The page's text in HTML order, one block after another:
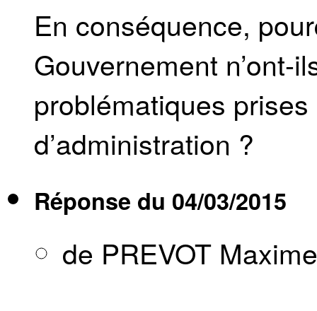
En conséquence,
Gouvernement n’ont-
problématiques
d’administration ?
Réponse du 04/03/2015
de PREVOT Maxime